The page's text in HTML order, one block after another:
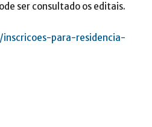
ser consultado os editais.
para-residencia-